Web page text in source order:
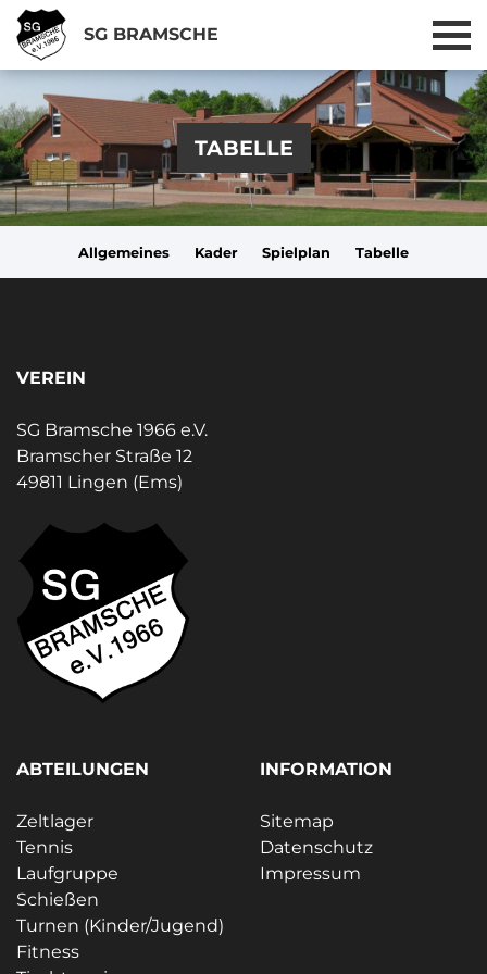
SG BRAMSCHE
TABELLE
Allgemeines Kader Spielplan Tabelle
VEREIN
SG Bramsche 1966 e.V.
Bramscher Straße 12
49811 Lingen (Ems)
ABTEILUNGEN
Zeltlager
Tennis
Laufgruppe
Schießen
Turnen (Kinder/Jugend)
Fitness
INFORMATION
Sitemap
Datenschutz
Impressum